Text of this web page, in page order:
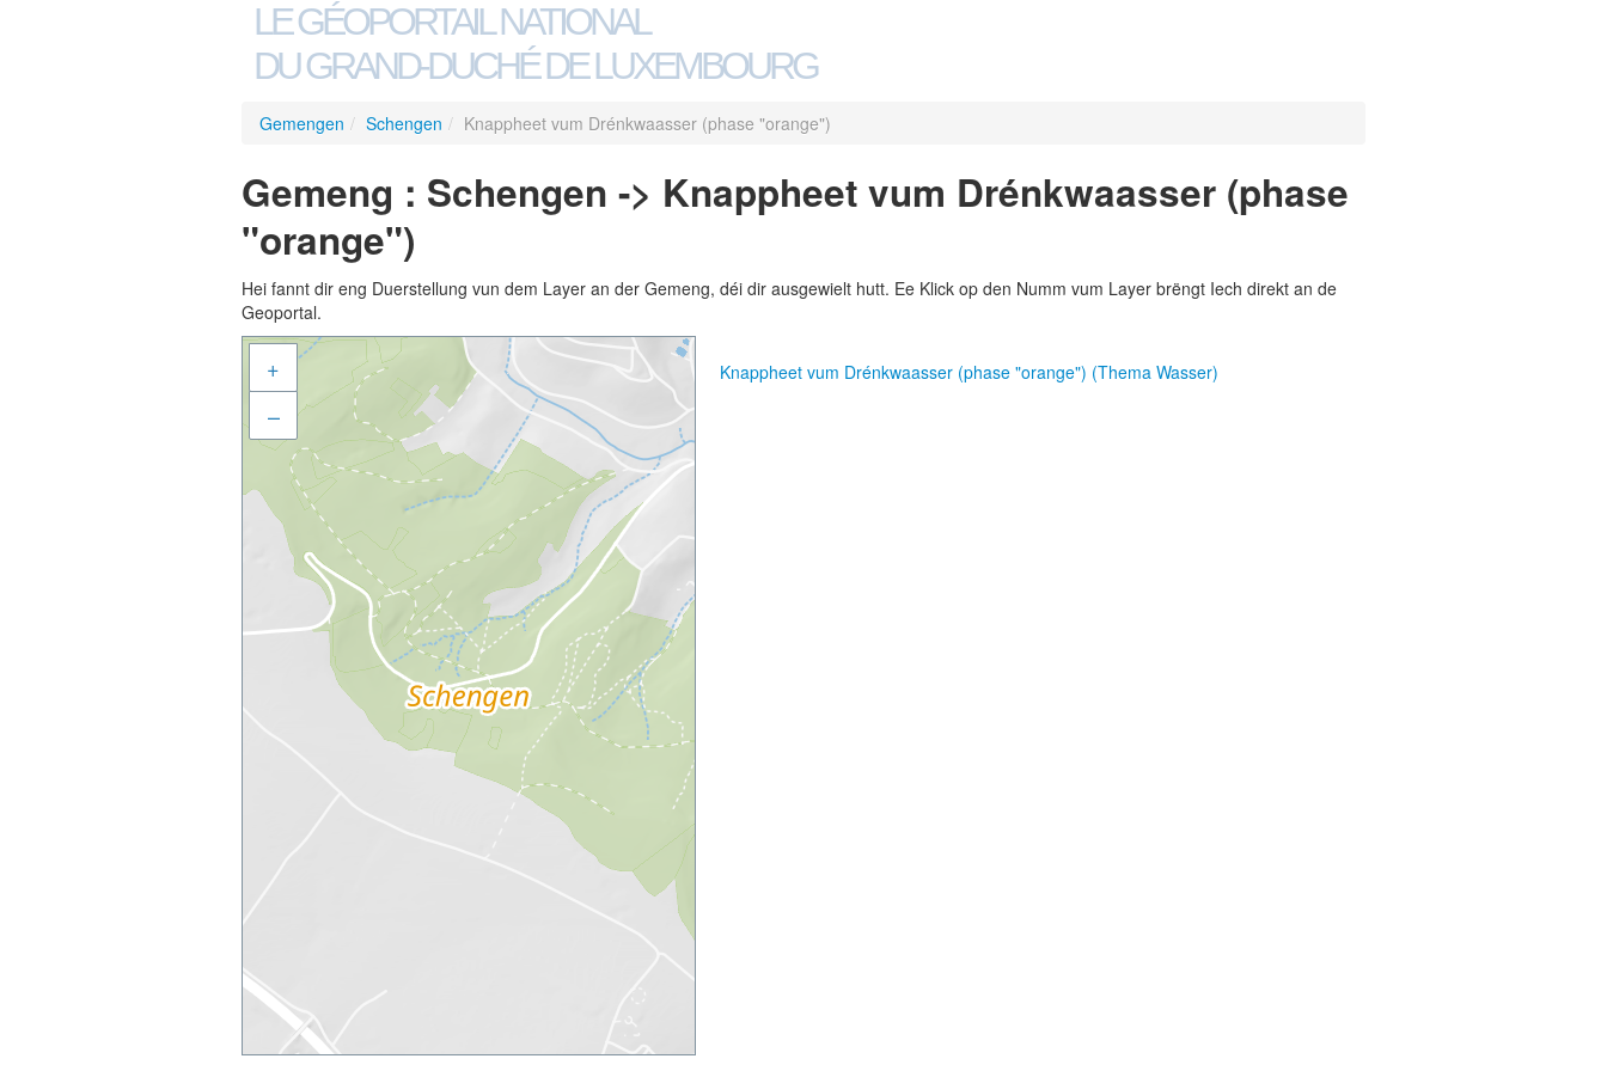
LE GÉOPORTAIL NATIONAL
DU GRAND-DUCHÉ DE LUXEMBOURG
Gemengen / Schengen / Knappheet vum Drénkwaasser (phase "orange")
Gemeng : Schengen -> Knappheet vum Drénkwaasser (phase
"orange")
Hei fannt dir eng Duerstellung vun dem Layer an der Gemeng, déi dir ausgewielt hutt. Ee Klick op den Numm vum Layer brëngt Iech direkt an de
Geoportal.
+
–
Knappheet vum Drénkwaasser (phase "orange") (Thema Wasser)